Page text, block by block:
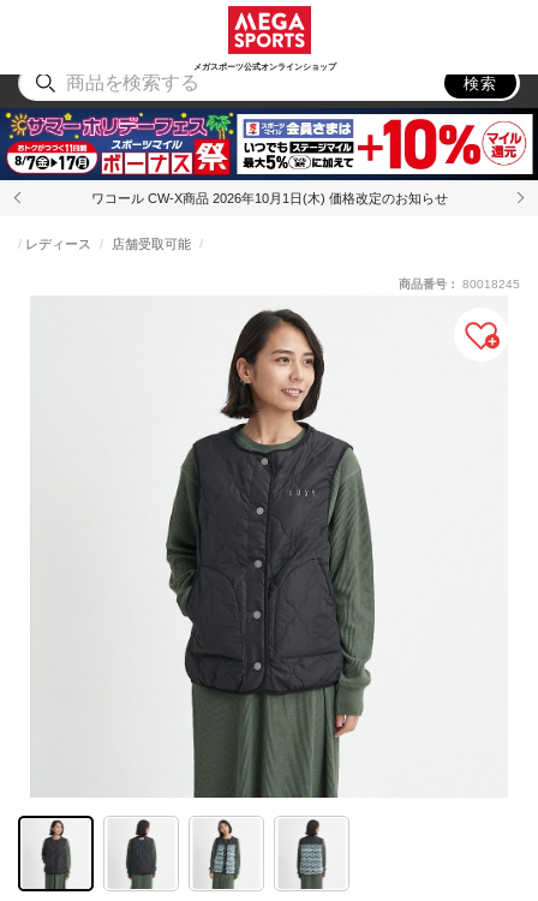
メガスポーツ公式オンラインショップ
アウトドア
検索
ワコール CW-X商品 2026年10月1日(木) 価格改定のお知らせ
レディース 店舗受取可能
商品番号： 80018245